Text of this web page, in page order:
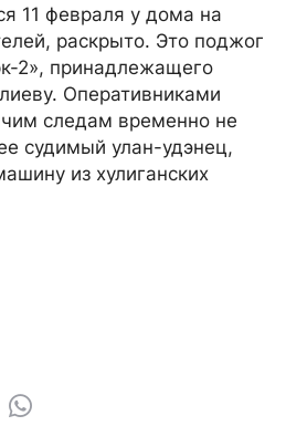
11 февраля у дома на
раскрыто. Это поджог
2», принадлежащего
Оперативниками
следам временно не
судимый улан-удэнец,
из хулиганских